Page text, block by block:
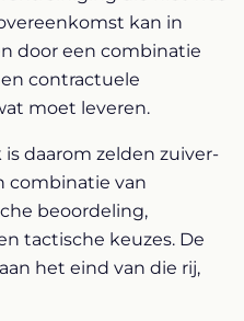
kan in
door een combinatie
contractuele
moet leveren.
daarom zelden zuiver-
combinatie van
beoordeling,
tactische keuzes. De
het eind van die rij,